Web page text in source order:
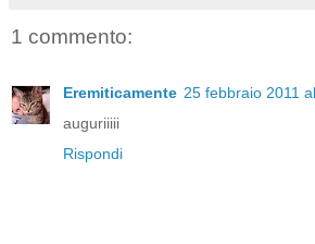
1 commento:
Eremiticamente 25 febbraio 2011
auguriiiii
Rispondi